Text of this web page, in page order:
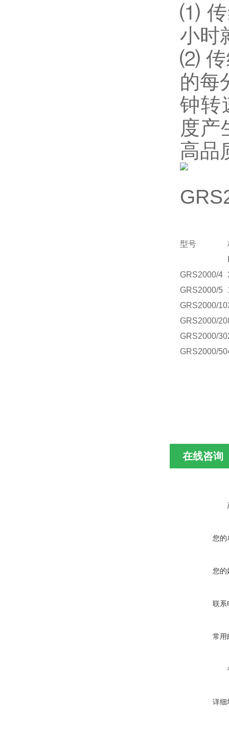
⑴
小时
⑵
的每
钟转
度产
高品
GR
型号
GRS2000/4
GRS2000/5
GRS2000/10
GRS2000/20
GRS2000/30
GRS2000/50
在线咨询
您的
您的
联系
常用
详细